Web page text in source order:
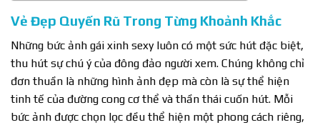
Vẻ Đẹp Quyến Rũ Trong Từng Khoảnh Khắc
Những bức ảnh gái xinh sexy luôn có một sức hút đặc biệt,
thu hút sự chú ý của đông đảo người xem. Chúng không chỉ
đơn thuần là những hình ảnh đẹp mà còn là sự thể hiện
tinh tế của đường cong cơ thể và thần thái cuốn hút. Mỗi
bức ảnh được chọn lọc đều thể hiện một phong cách riêng,